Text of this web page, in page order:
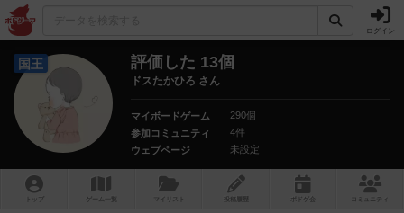
ログイン
国王 評価した 13個
ドスたかひろ さん
マイボードゲーム
290個
参加コミュニティ
4件
ウェブページ
未設定
トップ ゲーム一覧 マイリスト 投稿履歴 ボ ドゲ コミュニティ